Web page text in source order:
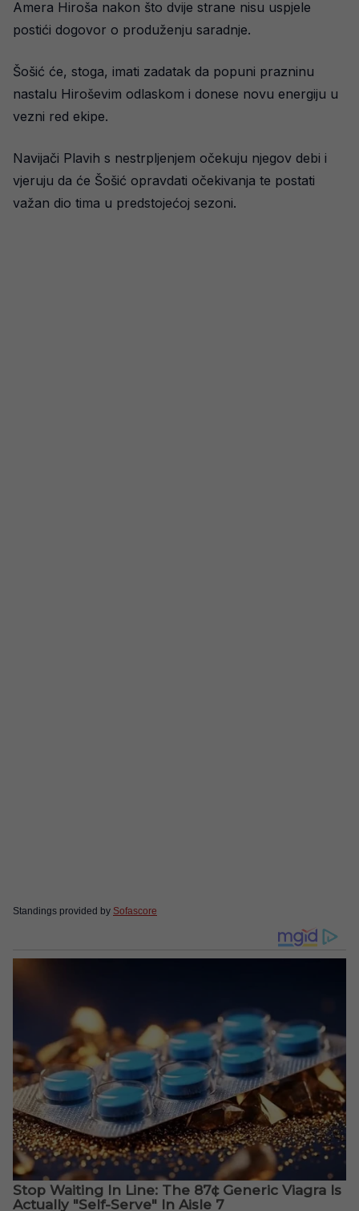
Amera Hiroša nakon što dvije strane nisu uspjele
postići dogovor o produženju saradnje.
Šošić će, stoga, imati zadatak da popuni prazninu
nastalu Hiroševim odlaskom i donese novu energiju u
vezni red ekipe.
Navijači Plavih s nestrpljenjem očekuju njegov debi i
vjeruju da će Šošić opravdati očekivanja te postati
važan dio tima u predstojećoj sezoni.
Standings provided by Sofascore